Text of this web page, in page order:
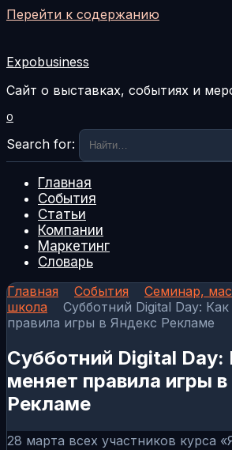
Перейти к содержанию
Expobusiness
Сайт о выставках, событиях и
0
Search for:
Главная
События
Статьи
Компании
Маркетинг
Словарь
Главная
События
Семинар,
школа
Субботний Digital Day:
правила игры в Яндекс Рекламе
Субботний Digital Day:
меняет правила игры
Рекламе
28 марта всех участников курса